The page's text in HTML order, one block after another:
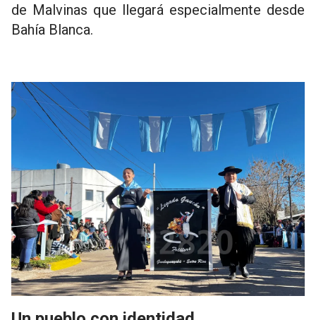
de Malvinas que llegará especialmente desde
Bahía Blanca.